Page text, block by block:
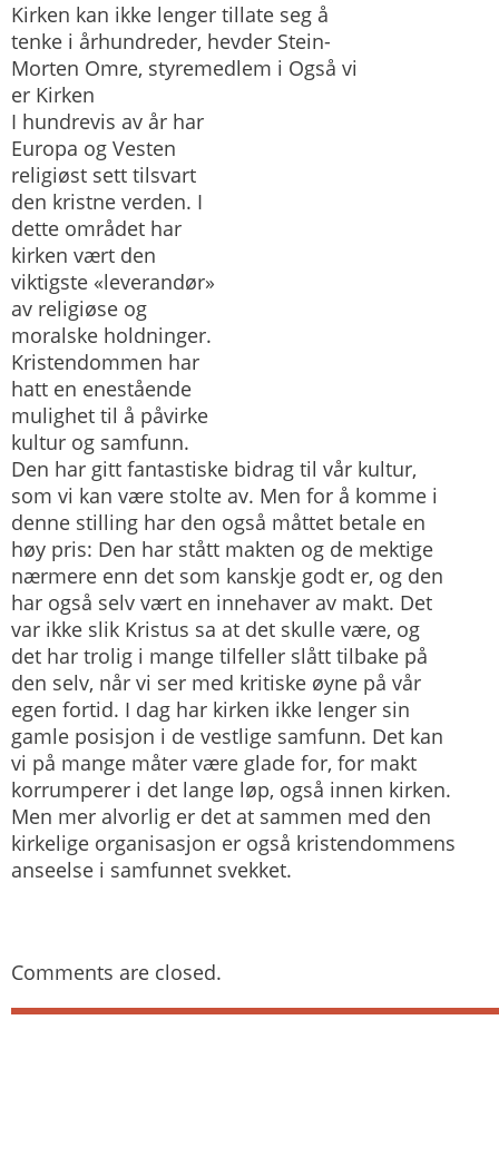
Kirken kan ikke lenger tillate seg å
tenke i århundreder, hevder Stein-
Morten Omre, styremedlem i Også vi
er Kirken
I hundrevis av år har
Europa og Vesten
religiøst sett tilsvart
den kristne verden. I
dette området har
kirken vært den
viktigste «leverandør»
av religiøse og
moralske holdninger.
Kristendommen har
hatt en enestående
mulighet til å påvirke
kultur og samfunn.
Den har gitt fantastiske bidrag til vår kultur,
som vi kan være stolte av. Men for å komme i
denne stilling har den også måttet betale en
høy pris: Den har stått makten og de mektige
nærmere enn det som kanskje godt er, og den
har også selv vært en innehaver av makt. Det
var ikke slik Kristus sa at det skulle være, og
det har trolig i mange tilfeller slått tilbake på
den selv, når vi ser med kritiske øyne på vår
egen fortid. I dag har kirken ikke lenger sin
gamle posisjon i de vestlige samfunn. Det kan
vi på mange måter være glade for, for makt
korrumperer i det lange løp, også innen kirken.
Men mer alvorlig er det at sammen med den
kirkelige organisasjon er også kristendommens
anseelse i samfunnet svekket.
Comments are closed.